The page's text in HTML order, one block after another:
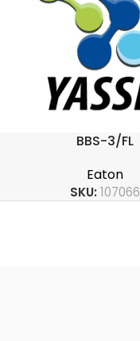
BBS-3/FL
Eaton
SKU:107066